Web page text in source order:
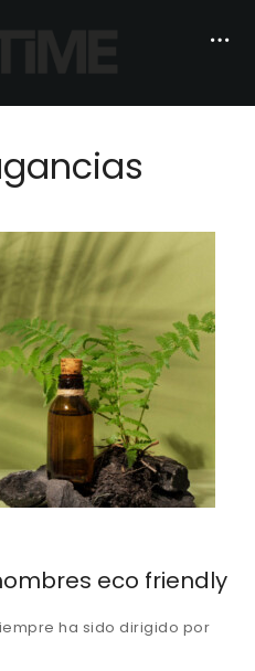
eco friendly
ha sido dirigido por